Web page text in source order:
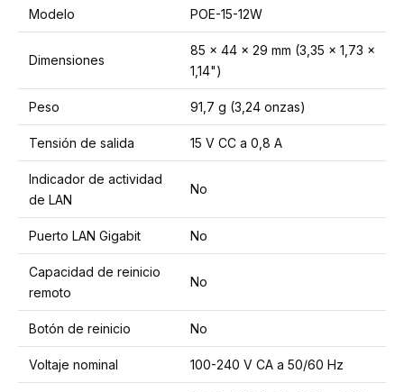
Modelo POE-15-12W
Dimensiones
85 x 44 x 29 mm (3,35 x 1,73 x
1,14")
Peso 91,7 g (3,24 onzas)
Tensión de salida 15 V CC a 0,8 A
Indicador de actividad
de LAN
No
Puerto LAN Gigabit No
Capacidad de reinicio
remoto
No
Botón de reinicio No
Voltaje nominal 100-240 V CA a 50/60 Hz